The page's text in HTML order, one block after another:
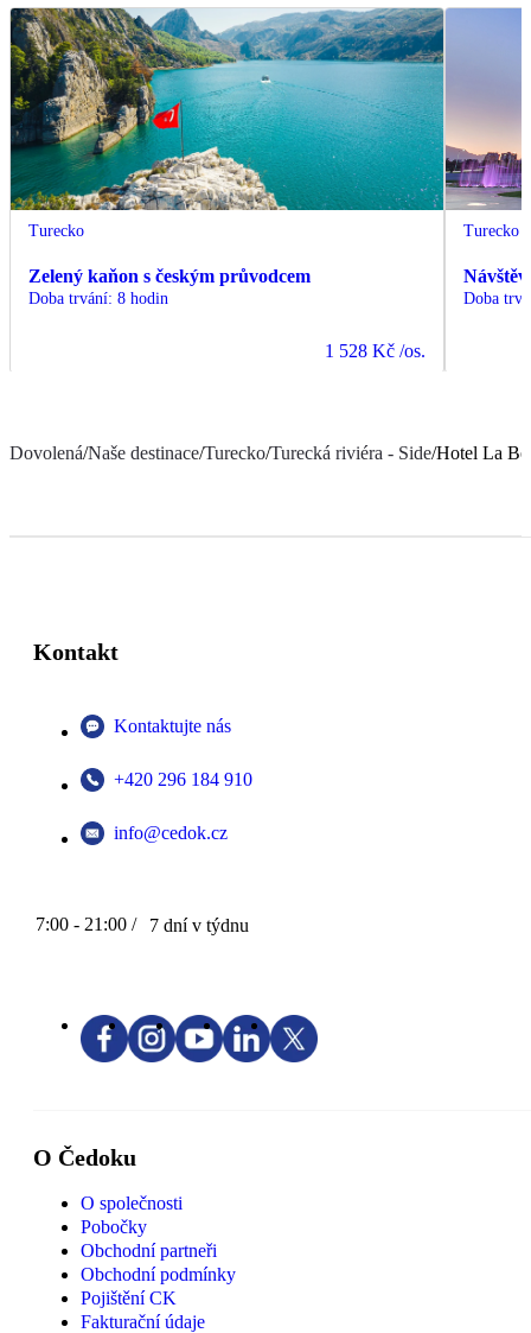
Turecko
Zelený kaňon s českým průvodcem
Doba trvání: 8 hodin
1 528 Kč /os.
Turecko
Doba
Dovolená/Naše destinace/Turecko/Turecká riviéra - Side/Hotel La
Kontakt
Kontaktujte nás
+420 296 184 910
info@cedok.cz
7:00 - 21:00 / 7 dní v týdnu
O Čedoku
O společnosti
Pobočky
Obchodní partneři
Obchodní podmínky
Pojištění CK
Fakturační údaje